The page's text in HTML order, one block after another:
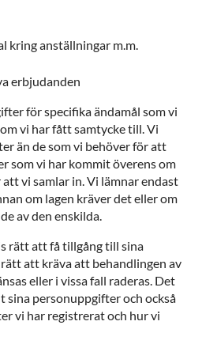
kring anställningar m.m.
erbjudanden
för specifika ändamål som vi
vi har fått samtycke till. Vi
än de som vi behöver för att
som vi har kommit överens om
vi samlar in. Vi lämnar endast
om lagen kräver det eller om
av den enskilda.
rätt att få tillgång till sina
att kräva att behandlingen av
eller i vissa fall raderas. Det
sina personuppgifter och också
vi har registrerat och hur vi